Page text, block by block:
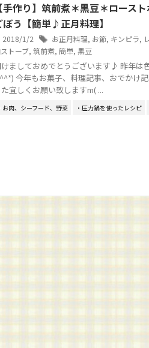
【手作り】筑前煮＊黒豆＊ロース
ぼう【簡単♪正月料理】
2018/1/2 お正月料理, お節, キンピラ,
トーブ, 筑前煮, 簡単, 黒豆
ましておめでとうございます♪ 昨年は
今年もお菓子、料理記事、おでかけ
た宜しくお願い致しますm( ...
お肉、シーフード、野菜 ・圧力鍋を使ったレシピ